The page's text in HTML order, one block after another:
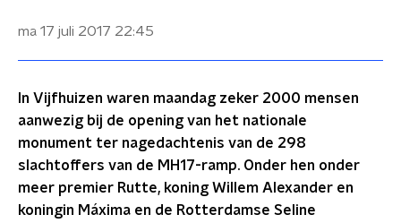
ma 17 juli 2017 22:45
In Vijfhuizen waren maandag zeker 2000 mensen
aanwezig bij de opening van het nationale
monument ter nagedachtenis van de 298
slachtoffers van de MH17-ramp. Onder hen onder
meer premier Rutte, koning Willem Alexander en
koningin Máxima en de Rotterdamse Seline